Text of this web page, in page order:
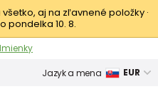
všetko, aj na zľavnené položky ·
pondelka 10. 8.
Jazyk a mena EUR